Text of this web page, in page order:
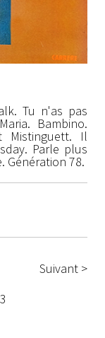
Tu n'as pas
Bambino.
Mistinguett. Il
Parle plus
Génération 78.
Suivant >